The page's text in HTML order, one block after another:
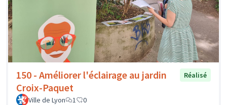
150 - Améliorer l'éclairage au jardin
Croix-Paquet
Réalisé
Ville de Lyon 1 0